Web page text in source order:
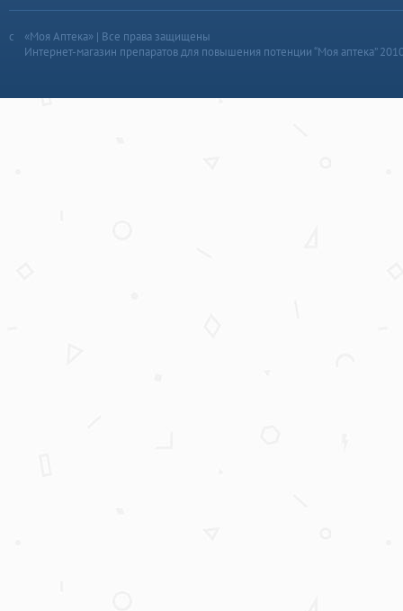
«Моя Аптека» | Все права защищены
Интернет-магазин препаратов для повышения потенции “Моя аптека”